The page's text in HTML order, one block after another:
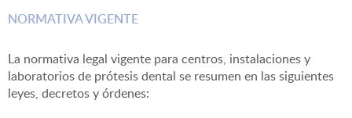
NORMATIVA VIGENTE
La normativa legal vigente para centros, instalaciones y
laboratorios de prótesis dental se resumen en las siguientes
leyes, decretos y órdenes: